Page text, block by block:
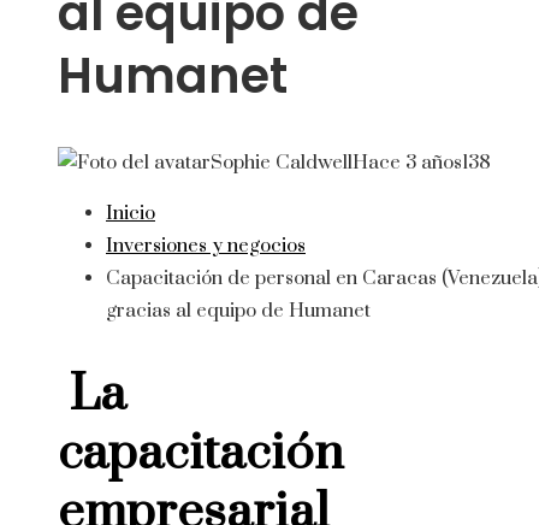
Humanet
Sophie CaldwellHace 3 años138
Inicio
Inversiones y negocios
Capacitación de personal en Caracas
gracias al equipo de Humanet
La
capacitación